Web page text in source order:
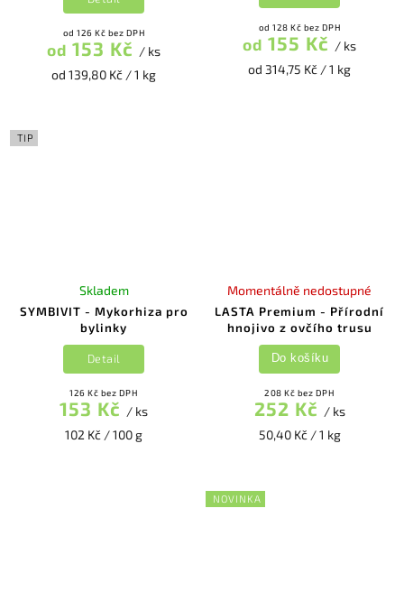
od 126 Kč bez DPH
od 153 Kč / ks
od 139,80 Kč / 1 kg
od 128 Kč bez DPH
od 155 Kč / ks
od 314,75 Kč / 1 kg
TIP
SYMBIVIT - Mykorhiza pro
bylinky
Skladem
126 Kč bez DPH
153 Kč / ks
102 Kč / 100 g
Detail
LASTA Premium - Přírodní
hnojivo z ovčího trusu
Momentálně nedostupné
208 Kč bez DPH
252 Kč / ks
50,40 Kč / 1 kg
Do košíku
NOVINKA